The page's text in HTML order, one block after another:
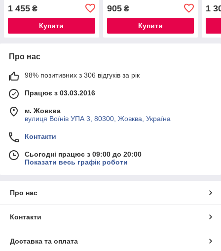
1 455 ₴
Купити
905₴
Купити
1
Про нас
98% позитивних з 306 відгуків за рік
Працює з 03.03.2016
м. Жовква
вулиця Воїнів УПА 3, 80300, Жовква, Україна
Контакти
Сьогодні працює з 09:00 до 20:00
Показати весь графік роботи
Про нас
Контакти
Доставка та оплата